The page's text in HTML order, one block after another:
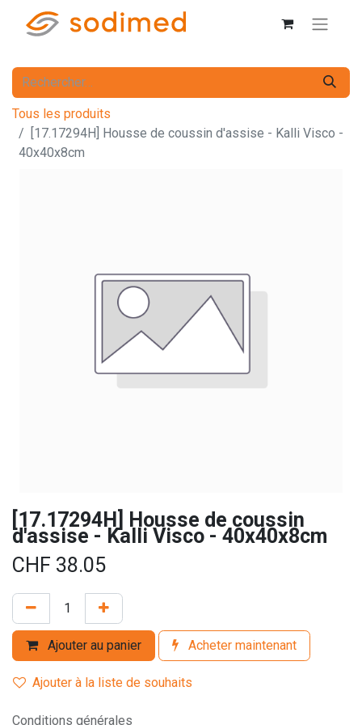
Tous les produits
[17.17294H] Housse de coussin d'assise - Kalli Visco -
40x40x8cm
[17.17294H] Housse de coussin
d'assise - Kalli Visco - 40x40x8cm
CHF 38.05
Ajouter au panier Acheter maintenant
Ajouter à la liste de souhaits
Conditions générales